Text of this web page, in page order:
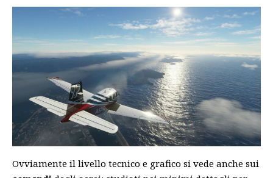
Ovviamente il livello tecnico e grafico si vede anche sui